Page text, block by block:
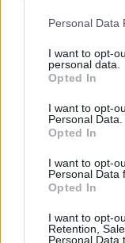
Personal Data
I want to opt-
personal data.
Opted In
I want to opt-
Personal Data.
Opted In
I want to opt-
Personal Data
Opted In
I want to opt-
Retention,
Personal Data